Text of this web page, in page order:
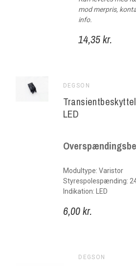
14,35 kr.
mod merpris,
info.
DEGSON
LED
6,00 kr.
Modultype: Varistor
Styrespolespænding:
Indikation: LED
DEGSON